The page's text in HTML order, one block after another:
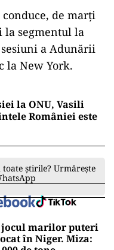
de marţi
segmentul la
a Adunării
la New York.